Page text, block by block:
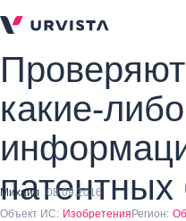
какие-
патентных
Михаил 08.09.2016
Объект ИС: Изобретения Регион: